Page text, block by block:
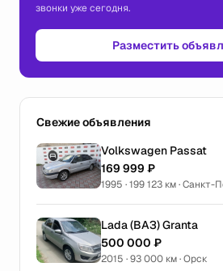
звонки уже сегодня.
Разместить
Свежие объявления
Volkswagen Passat
169 999 ₽
1995 · 199 123 км · Санкт-
Lada (ВАЗ) Granta
500 000 ₽
2015 · 93 000 км · Орск